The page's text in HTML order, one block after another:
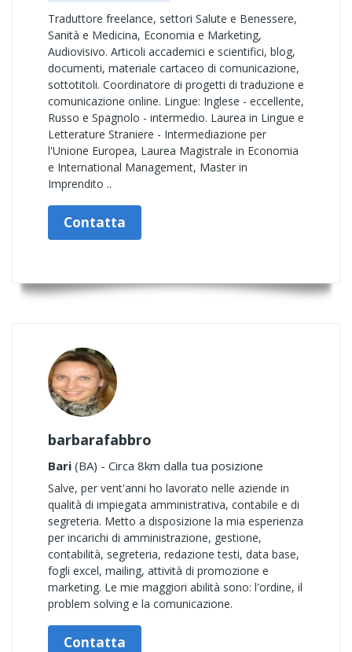
Traduttore freelance, settori Salute e Benessere,
Sanità e Medicina, Economia e Marketing,
Audiovisivo. Articoli accademici e scientifici, blog,
documenti, materiale cartaceo di comunicazione,
sottotitoli. Coordinatore di progetti di traduzione e
comunicazione online. Lingue: Inglese - eccellente,
Russo e Spagnolo - intermedio. Laurea in Lingue e
Letterature Straniere - Intermediazione per
l'Unione Europea, Laurea Magistrale in Economia
e International Management, Master in
Imprendito ..
Contatta
barbarafabbro
Bari (BA) - Circa 8km dalla tua posizione
Salve, per vent'anni ho lavorato nelle aziende in
qualità di impiegata amministrativa, contabile e di
segreteria. Metto a disposizione la mia esperienza
per incarichi di amministrazione, gestione,
contabilità, segreteria, redazione testi, data base,
fogli excel, mailing, attività di promozione e
marketing. Le mie maggiori abilità sono: l'ordine, il
problem solving e la comunicazione.
Contatta